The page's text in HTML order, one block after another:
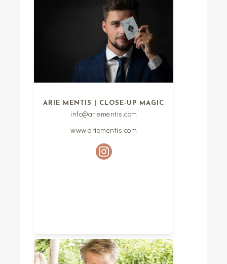
ARIE MENTIS | CLOSE-UP MAGIC
info@ariementis.com
www.ariementis.com